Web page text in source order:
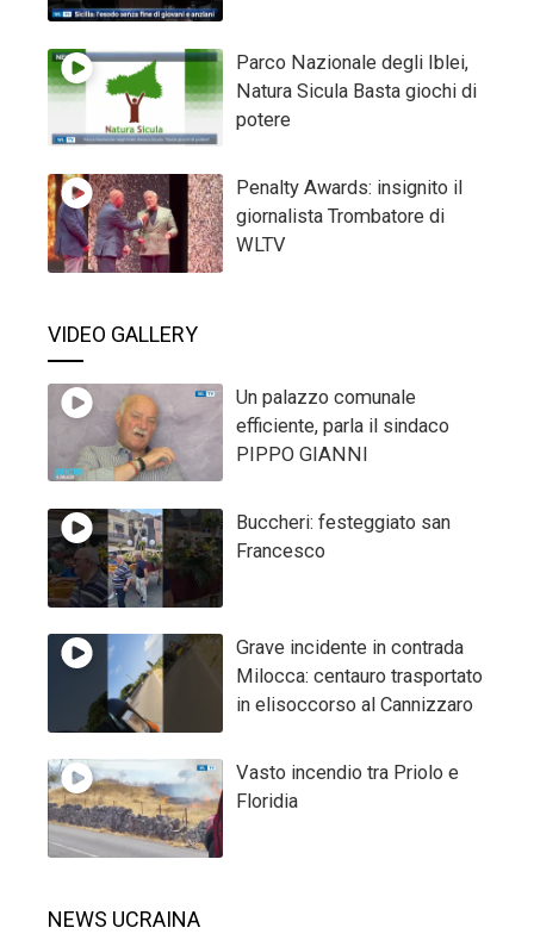
Parco Nazionale degli Iblei,
Natura Sicula Basta giochi di
potere
Penalty Awards: insignito il
giornalista Trombatore di
WLTV
VIDEO GALLERY
Un palazzo comunale
efficiente, parla il sindaco
PIPPO GIANNI
Buccheri: festeggiato san
Francesco
Grave incidente in contrada
Milocca: centauro trasportato
in elisoccorso al Cannizzaro
Vasto incendio tra Priolo e
Floridia
NEWS UCRAINA